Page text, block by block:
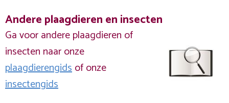
Andere plaagdieren en insecten
Ga voor andere plaagdieren of
insecten naar onze
plaagdierengidsof onze
insectengids